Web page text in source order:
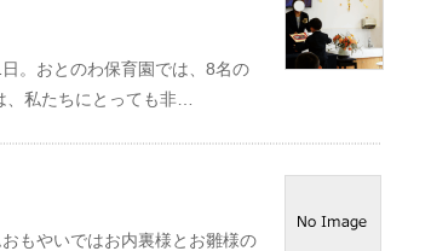
。おとのわ保育園では、8名の
私たちにとっても非…
もやいではお内裏様とお雛様の